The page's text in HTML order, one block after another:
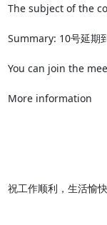
The subject of the
Summary: 10号延期
You can join the
More information
祝工作顺利，生活愉快